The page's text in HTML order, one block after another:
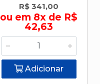
R$ 341,00
ou em 8x de R$
42,63
Adicionar